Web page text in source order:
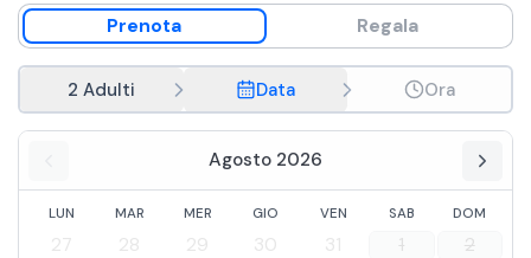
Prenota Regala
2 Adulti Data Ora
Agosto 2026
LUN MAR MER GIO VEN SAB DOM
27 28 29 30 31 1
2